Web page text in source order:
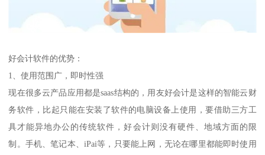
好会计软件的优势：
1、使用范围广，即时性强
现在很多云产品应用都是saas结构的，用友好会计是这样的智能云财
务软件，比起只能在安装了软件的电脑设备上使用，要借助三方工
具才能异地办公的传统软件，好会计则没有硬件、地域方面的限
制。手机、笔记本、iPai等，只要能上网，无论在哪里都能即时使用